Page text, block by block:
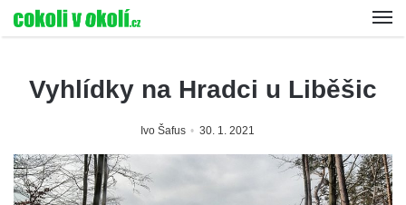
Vyhlídky na Hradci u Liběšic
Ivo Šafus 30. 1. 2021